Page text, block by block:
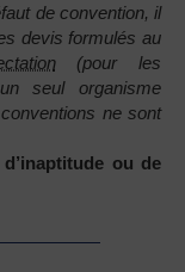
de convention, il
devis formulés au
(pour les
seul organisme
ne sont
ou de